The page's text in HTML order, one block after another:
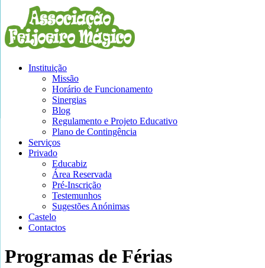
Instituição
Missão
Horário de Funcionamento
Sinergias
Blog
Regulamento e Projeto Educativo
Plano de Contingência
Serviços
Privado
Educabiz
Área Reservada
Pré-Inscrição
Testemunhos
Sugestões Anónimas
Castelo
Contactos
Programas de Férias